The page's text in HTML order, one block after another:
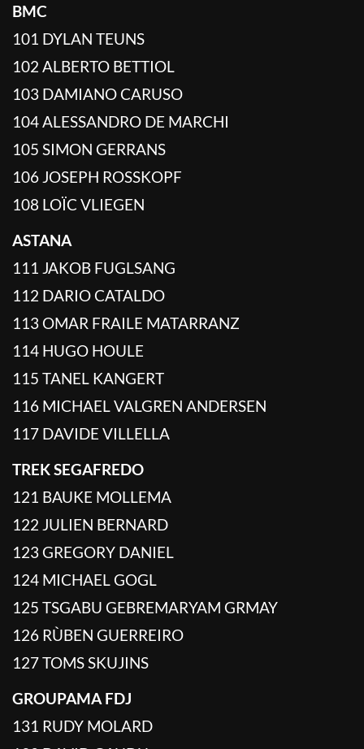
BMC
101 DYLAN TEUNS
102 ALBERTO BETTIOL
103 DAMIANO CARUSO
104 ALESSANDRO DE MARCHI
105 SIMON GERRANS
106 JOSEPH ROSSKOPF
108 LOÏC VLIEGEN
ASTANA
111 JAKOB FUGLSANG
112 DARIO CATALDO
113 OMAR FRAILE MATARRANZ
114 HUGO HOULE
115 TANEL KANGERT
116 MICHAEL VALGREN ANDERSEN
117 DAVIDE VILLELLA
TREK SEGAFREDO
121 BAUKE MOLLEMA
122 JULIEN BERNARD
123 GREGORY DANIEL
124 MICHAEL GOGL
125 TSGABU GEBREMARYAM GRMAY
126 RÙBEN GUERREIRO
127 TOMS SKUJINS
GROUPAMA FDJ
131 RUDY MOLARD